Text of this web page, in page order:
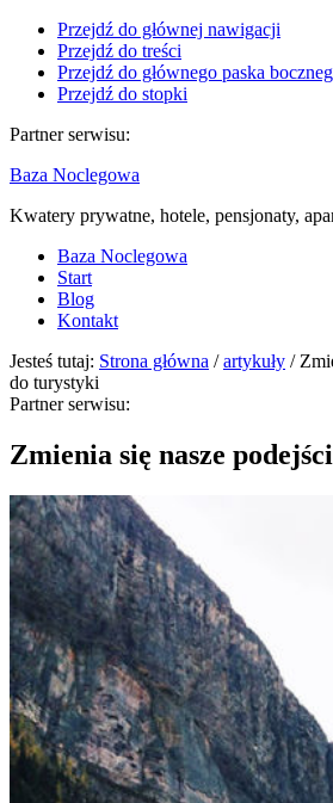
Przejdź do głównej nawigacji
Przejdź do treści
Przejdź do głównego paska
Przejdź do stopki
Partner serwisu:
Baza Noclegowa
Kwatery prywatne, hotele, pensjonaty,
Baza Noclegowa
Start
Blog
Kontakt
Jesteś tutaj: Strona główna / artykuły /
do turystyki
Partner serwisu:
Zmienia się nasze